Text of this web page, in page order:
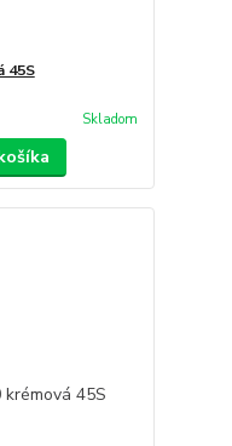
45S
Skladom